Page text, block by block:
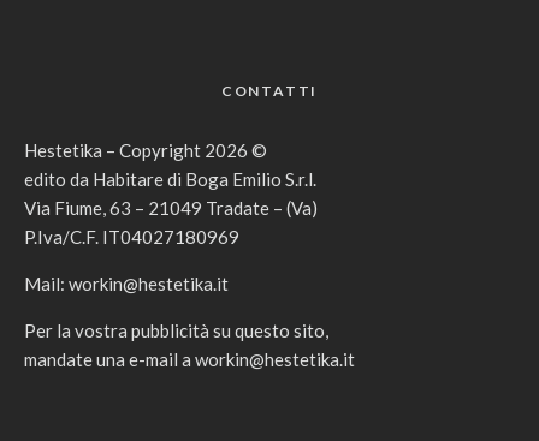
CONTATTI
Hestetika – Copyright 2026 ©
edito da Habitare di Boga Emilio S.r.l.
Via Fiume, 63 – 21049 Tradate – (Va)
P.Iva/C.F. IT04027180969
Mail: workin@hestetika.it
Per la vostra pubblicità su questo sito,
mandate una e-mail a workin@hestetika.it